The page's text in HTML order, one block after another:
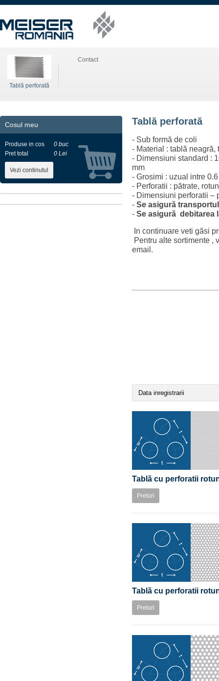
Tablă perforată
Contact
Cosul meu
Produse in cos
0 buc
Pret total
0 Lei
Vezi continutul
Tablă perforată
- Sub formă de coli
- Material : tablă
- Dimensiuni standard :
mm
- Grosimi : uzual intre
- Perforatii : pătrate,
- Dimensiuni perforatii –
- Se asigură transportul
- Se asigură debitarea
In continuare veti găsi
Pentru alte sortimente ,
email.
Tablă cu perforatii
Preturi
Tablă cu perforatii
Preturi